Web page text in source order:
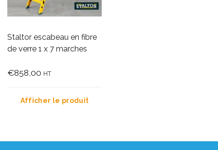
Staltor escabeau en fibre
de verre 1 x 7 marches
€858,00 HT
Afficher le produit